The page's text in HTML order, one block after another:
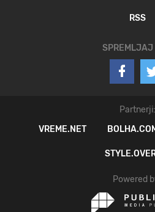
RSS
SPREMLJAJ
Partnerji:
VREME.NET
Powered